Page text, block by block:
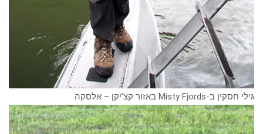
גילי חסקין ב-Misty Fjords באזור קצ’יקן – אלסקה